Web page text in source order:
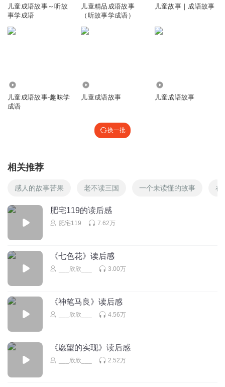
儿童成语故事～听故
事学成语
儿童精品成语故事
（听故事学成语）
儿童故事｜成语故事
儿童成语故事-趣味学
成语
儿童成语故事 儿童成语故事
换一批
相关推荐
感人的故事苦果 老不读三国 一个未读懂的故事 在
肥宅119的读后感
肥宅119 7.62万
《七色花》读后感
___欣欣___ 3.00万
《神笔马良》读后感
___欣欣___ 4.56万
《愿望的实现》读后感
___欣欣___ 2.52万